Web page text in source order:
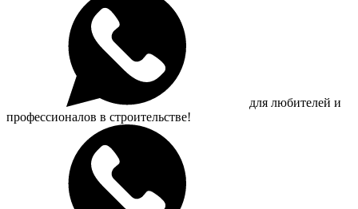
для любителей и
профессионалов в строительстве!